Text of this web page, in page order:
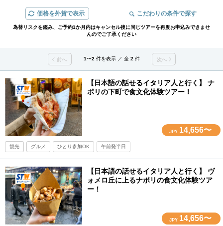
価格を外貨で表示 こだわりの条件で探す
為替リスクを鑑み、ご予約1か月内はキャンセル後に同じツアーを再度お申込みできませ
んのでご了承ください
前へ 1〜2 件を表示 ／ 全 2 件 次へ
【日本語の話せるイタリア人と行く】 ナ
ポリの下町で食文化体験ツアー！
JPY 14,656〜
観光 グルメ ひとり参加OK 午前発半日
【日本語の話せるイタリア人と行く】 ヴ
ォメロ丘に上るナポリの食文化体験ツア
ー！
JPY 14,656〜